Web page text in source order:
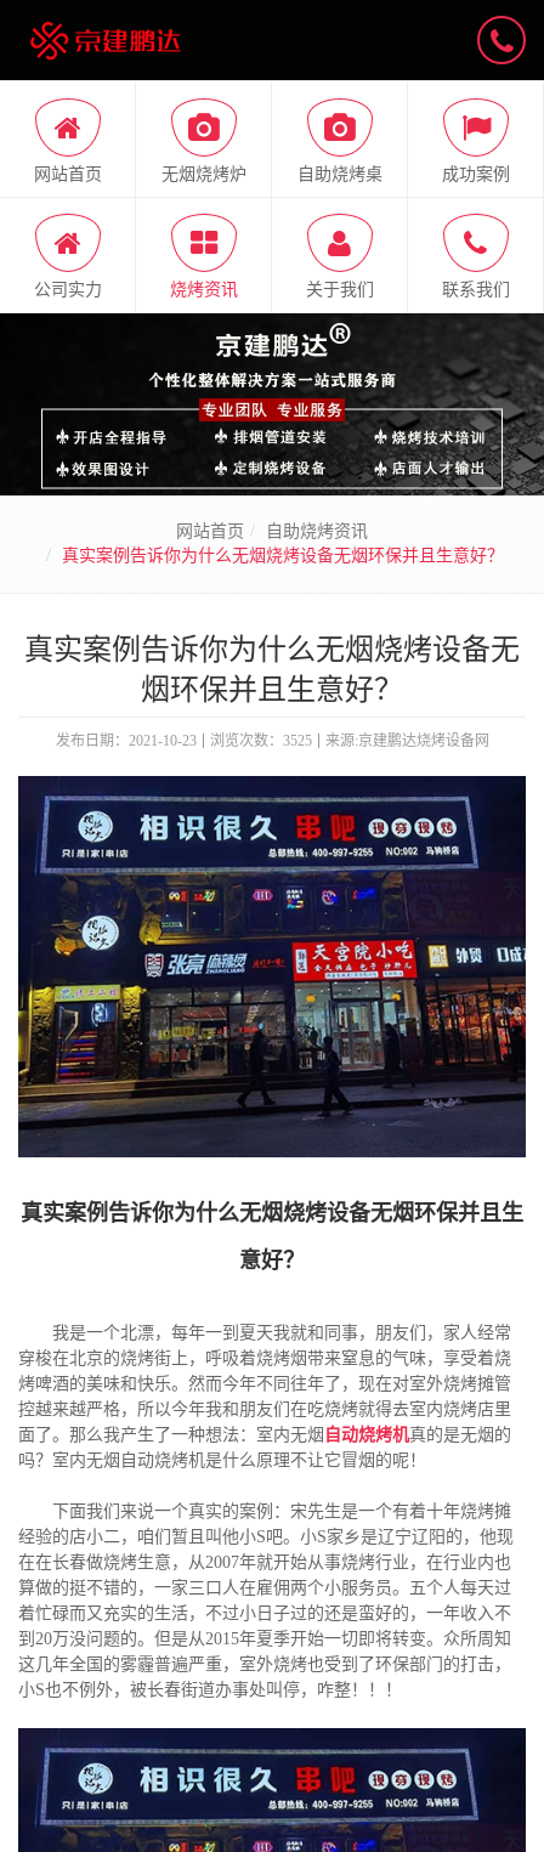
网站首页 无烟烧烤炉 自助烧烤桌 成功案例
公司实力 烧烤资讯 关于我们 联系我们
网站首页
自助烧烤资讯
真实案例告诉你为什么无烟烧烤设备无烟环保并且生意好？
真实案例告诉你为什么无烟烧烤设备无
烟环保并且生意好？
发布日期：2021-10-23 浏览次数：3525 来源:京建鹏达烧烤设备网
真实案例告诉你为什么无烟烧烤设备无烟环保并且生
意好？
我是一个北漂，每年一到夏天我就和同事，朋友们，家人经常
穿梭在北京的烧烤街上，呼吸着烧烤烟带来窒息的气味，享受着烧
烤啤酒的美味和快乐。然而今年不同往年了，现在对室外烧烤摊管
控越来越严格，所以今年我和朋友们在吃烧烤就得去室内烧烤店里
面了。那么我产生了一种想法：室内无烟 自动烧烤机真的是无烟的
吗？室内无烟自动烧烤机是什么原理不让它冒烟的呢！
下面我们来说一个真实的案例：宋先生是一个有着十年烧烤摊
经验的店小二，咱们暂且叫他小S吧。小S家乡是辽宁辽阳的，他现
在在长春做烧烤生意，从2007年就开始从事烧烤行业，在行业内也
算做的挺不错的，一家三口人在雇佣两个小服务员。五个人每天过
着忙碌而又充实的生活，不过小日子过的还是蛮好的，一年收入不
到20万没问题的。但是从2015年夏季开始一切即将转变。众所周知
这几年全国的雾霾普遍严重，室外烧烤也受到了环保部门的打击，
小S也不例外，被长春街道办事处叫停，咋整！！！